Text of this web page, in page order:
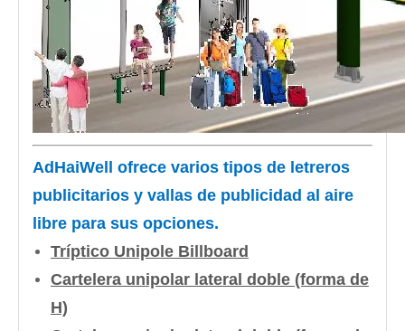
AdHaiWell ofrece varios tipos de letreros
publicitarios y vallas de publicidad al aire
libre para sus opciones.
Tríptico Unipole Billboard
Cartelera unipolar lateral doble (forma de
H)